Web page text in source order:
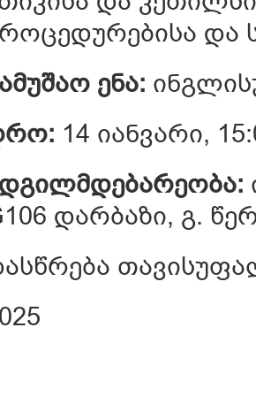
და
ენა:
14 იანვარი,
დარბაზი, გ.